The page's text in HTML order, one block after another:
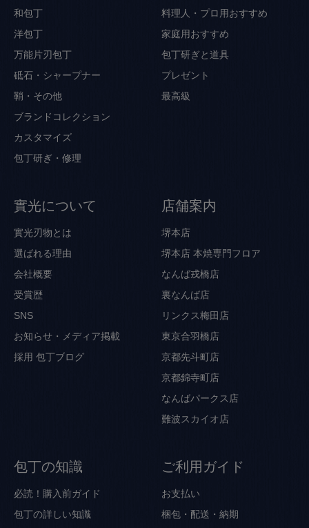
和包丁
洋包丁
万能片刃包丁
砥石・シャープナー
鞘・その他
ブランドコレクション
カスタマイズ
包丁研ぎ・修理
料理人・プロ用おすすめ
家庭用おすすめ
包丁研ぎと道具
プレゼント
最高級
實光について
實光刃物とは
選ばれる理由
会社概要
受賞歴
SNS
お知らせ・メディア掲載
採用 包丁ブログ
店舗案内
堺本店
堺本店 本焼専門フロア
なんば戎橋店
裏なんば店
リンクス梅田店
東京合羽橋店
京都先斗町店
京都錦寺町店
なんばパークス店
難波スカイオ店
包丁の知識
必読！購入前ガイド
包丁の詳しい知識
ご利用ガイド
お支払い
梱包・配送・納期